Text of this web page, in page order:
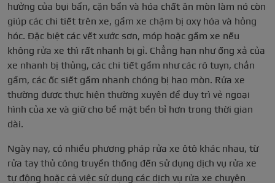
hưởng của bụi bẩn, cặn bẩn và hóa chất ăn mòn làm nó còn
giúp các chi tiết trên xe, gầm xe chậm bị oxy hóa và hỏng
hóc. Đặc biệt các vết xước sơn, móp hoặc gầm xe nếu
không rửa xe thì rất nhanh bị gỉ. Chẳng hạn như ống xả của
xe nhanh bị thủng, các chi tiết gầm như các rô tuyn, chắn
gầm, các ốc siết gầm nhanh chóng bị hao mòn. Rửa xe
thường được thực hiện thường xuyên để duy trì vẻ ngoại
hình của xe và giữ cho bề mặt bền bỉ hơn trong thời gian
dài.
Ngày nay, có nhiều phương pháp rửa xe ôtô khác nhau, từ
rửa tay thủ công truyền thống đến sử dụng dịch vụ rửa xe
tự động hoặc cả việc sử dụng các dịch vụ rửa xe chuyên